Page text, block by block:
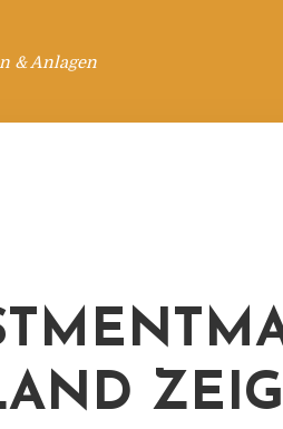
& Anlagen